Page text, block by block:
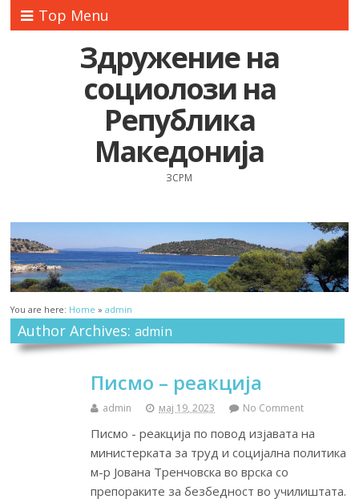
Top Menu
Здружение на
социолози на
Република
Македонија
ЗСРМ
You are here: Home »admin
Author Archives: admin
Писмо – реакција
admin мај 19, 2023 No Comment
Писмо - реакција по повод изјавата на
министерката за труд и социјална политика
м-р Јована Тренчовска во врска со
препораките за безбедност во училиштата.